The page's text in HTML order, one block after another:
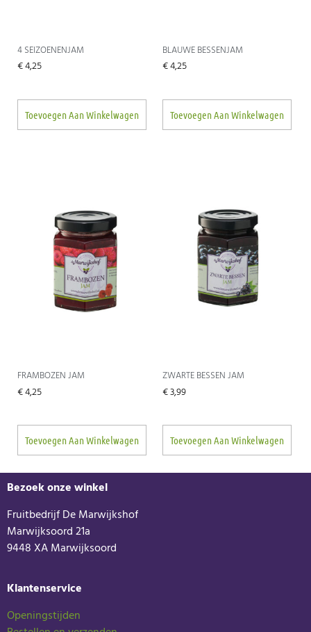
4 SEIZOENENJAM
€4,25
Toevoegen Aan Winkelwagen
BLAUWE BESSENJAM
€4,25
Toevoegen Aan Winkelwagen
FRAMBOZEN JAM
€4,25
Toevoegen Aan Winkelwagen
ZWARTE BESSEN JAM
€3,99
Toevoegen Aan Winkelwagen
Bezoek onze winkel
Fruitbedrijf De Marwijkshof
Marwijksoord 21a
9448 XA Marwijksoord
Klantenservice
Openingstijden